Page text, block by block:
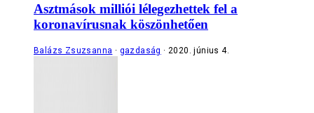
Asztmások milliói lélegezhettek fel a
koronavírusnak köszönhetően
Balázs Zsuzsanna gazdaság 2020. június 4.